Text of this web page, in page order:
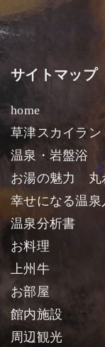
サイトマップ
home
草津スカイラ
温泉・岩盤浴
お湯の魅力 丸
幸せになる温泉
温泉分析書
お料理
上州牛
お部屋
館内施設
周辺観光